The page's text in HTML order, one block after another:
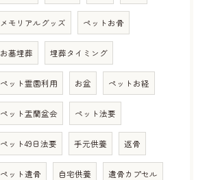
メモリアルグッズ ペットお骨
お墓埋葬 埋葬タイミング
ペット霊園利用 お盆 ペットお経
ペット盂蘭盆会 ペット法要
ペット49日法要 手元供養 返骨
ペット遺骨 自宅供養 遺骨カプセル